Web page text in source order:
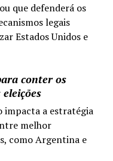
que defenderá os
legais
Estados Unidos e
conter os
impacta a estratégia
melhor
como Argentina e